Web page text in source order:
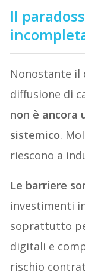
Il
Nonostante il
diffusione di
non è ancora
sistemico.
riescono a
Le barriere
investimenti
soprattutto
digitali e
rischio